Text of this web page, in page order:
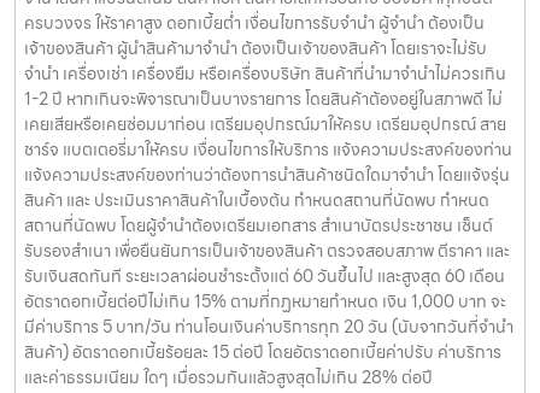
ครบวงจร ให้ราคาสูง ดอกเบี้ยต่ำ เงื่อนไขการรับจำนำ ผู้จำนำ ต้องเป็น
เจ้าของสินค้า ผู้นำสินค้ามาจำนำ ต้องเป็นเจ้าของสินค้า โดยเราจะไม่รับ
จำนำ เครื่องเช่า เครื่องยืม หรือเครื่องบริษัท สินค้าที่นำมาจำนำไม่ควรเกิน
1-2 ปี หากเกินจะพิจารณาเป็นบางรายการ โดยสินค้าต้องอยู่ในสภาพดี ไม่
เคยเสียหรือเคยซ่อมมาก่อน เตรียมอุปกรณ์มาให้ครบ เตรียมอุปกรณ์ สาย
ชาร์จ แบตเตอรี่มาให้ครบ เงื่อนไขการให้บริการ แจ้งความประสงค์ของท่าน
แจ้งความประสงค์ของท่านว่าต้องการนำสินค้าชนิดใดมาจำนำ โดยแจ้งรุ่น
สินค้า และ ประเมินราคาสินค้าในเบื้องต้น กำหนดสถานที่นัดพบ กำหนด
สถานที่นัดพบ โดยผู้จำนำต้องเตรียมเอกสาร สำเนาบัตรประชาชน เซ็นต์
รับรองสำเนา เพื่อยืนยันการเป็นเจ้าของสินค้า ตรวจสอบสภาพ ตีราคา และ
รับเงินสดทันที ระยะเวลาผ่อนชำระตั้งแต่ 60 วันขึ้นไป และสูงสุด 60 เดือน
อัตราดอกเบี้ยต่อปีไม่เกิน 15% ตามที่กฏหมายกำหนด เงิน 1,000 บาท จะ
มีค่าบริการ 5 บาท/วัน ท่านโอนเงินค่าบริการทุก 20 วัน (นับจากวันที่จำนำ
สินค้า) อัตราดอกเบี้ยร้อยละ 15 ต่อปี โดยอัตราดอกเบี้ยค่าปรับ ค่าบริการ
และค่าธรรมเนียม ใดๆ เมื่อรวมกันแล้วสูงสุดไม่เกิน 28% ต่อปี